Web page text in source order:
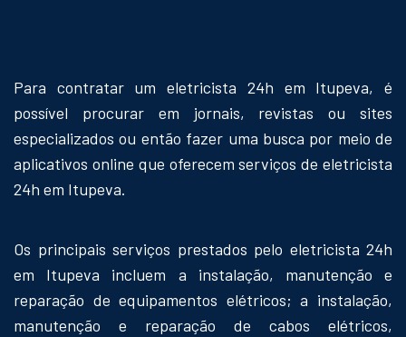
Para contratar um eletricista 24h em Itupeva, é
possível procurar em jornais, revistas ou sites
especializados ou então fazer uma busca por meio de
aplicativos online que oferecem serviços de eletricista
24h em Itupeva.
Os principais serviços prestados pelo eletricista 24h
em Itupeva incluem a instalação, manutenção e
reparação de equipamentos elétricos; a instalação,
manutenção e reparação de cabos elétricos,